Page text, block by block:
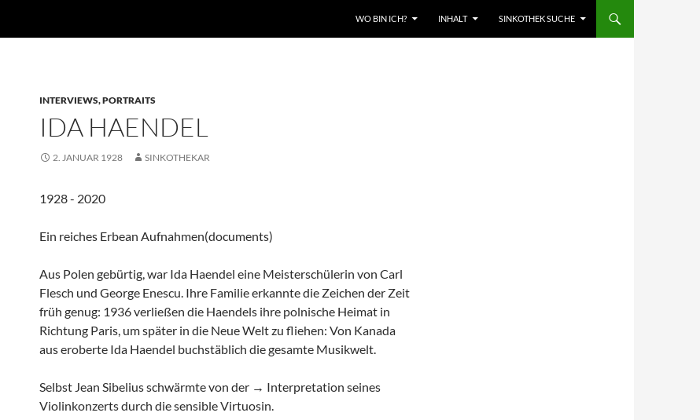
WO BIN ICH? INHALT SINKOTHEK SUCHE
INTERVIEWS, PORTRAITS
IDA HAENDEL
2. JANUAR 1928 SINKOTHEKAR
1928 - 2020
Ein reiches Erbean Aufnahmen(documents)
Aus Polen gebürtig, war Ida Haendel eine Meisterschülerin von Carl
Flesch und George Enescu. Ihre Familie erkannte die Zeichen der Zeit
früh genug: 1936 verließen die Haendels ihre polnische Heimat in
Richtung Paris, um später in die Neue Welt zu fliehen: Von Kanada
aus eroberte Ida Haendel buchstäblich die gesamte Musikwelt.
Selbst Jean Sibelius schwärmte von der → Interpretation seines
Violinkonzerts durch die sensible Virtuosin.